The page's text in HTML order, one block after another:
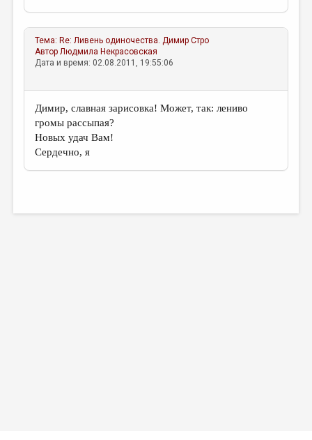
Тема: Re: Ливень одиночества. Димир Стро
АвторЛюдмила Некрасовская
Дата и время: 02.08.2011, 19:55:06
Димир, славная зарисовка! Может, так: лениво
громы рассыпая?
Новых удач Вам!
Сердечно, я